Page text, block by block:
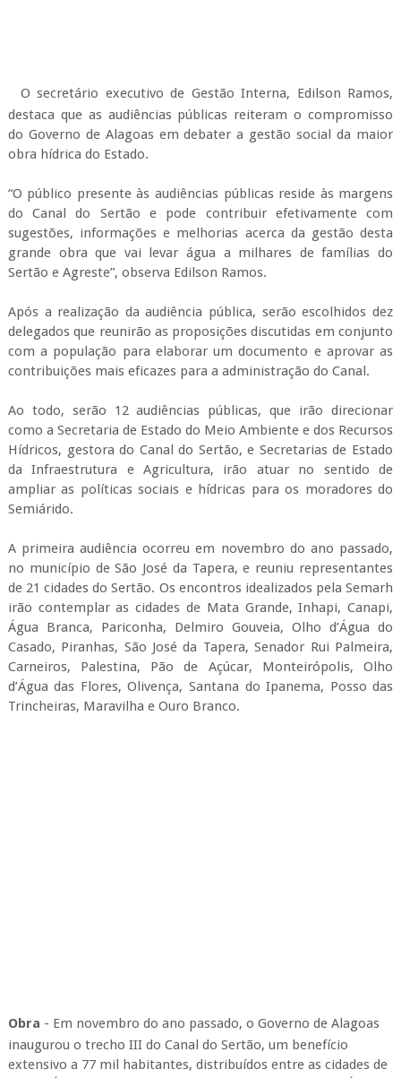
O secretário executivo de Gestão Interna, Edilson Ramos,
destaca que as audiências públicas reiteram o compromisso
do Governo de Alagoas em debater a gestão social da maior
obra hídrica do Estado.
“O público presente às audiências públicas reside às margens
do Canal do Sertão e pode contribuir efetivamente com
sugestões, informações e melhorias acerca da gestão desta
grande obra que vai levar água a milhares de famílias do
Sertão e Agreste”, observa Edilson Ramos.
Após a realização da audiência pública, serão escolhidos dez
delegados que reunirão as proposições discutidas em conjunto
com a população para elaborar um documento e aprovar as
contribuições mais eficazes para a administração do Canal.
Ao todo, serão 12 audiências públicas, que irão direcionar
como a Secretaria de Estado do Meio Ambiente e dos Recursos
Hídricos, gestora do Canal do Sertão, e Secretarias de Estado
da Infraestrutura e Agricultura, irão atuar no sentido de
ampliar as políticas sociais e hídricas para os moradores do
Semiárido.
A primeira audiência ocorreu em novembro do ano passado,
no município de São José da Tapera, e reuniu representantes
de 21 cidades do Sertão. Os encontros idealizados pela Semarh
irão contemplar as cidades de Mata Grande, Inhapi, Canapi,
Água Branca, Pariconha, Delmiro Gouveia, Olho d’Água do
Casado, Piranhas, São José da Tapera, Senador Rui Palmeira,
Carneiros, Palestina, Pão de Açúcar, Monteirópolis, Olho
d’Água das Flores, Olivença, Santana do Ipanema, Posso das
Trincheiras, Maravilha e Ouro Branco.
Obra - Em novembro do ano passado, o Governo de Alagoas
inaugurou o trecho III do Canal do Sertão, um benefício
extensivo a 77 mil habitantes, distribuídos entre as cidades de